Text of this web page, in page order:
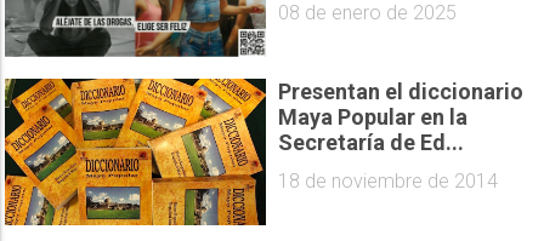
08 de enero de 2025
Presentan el diccionario
Maya Popular en la
Secretaría de Ed...
18 de noviembre de 2014